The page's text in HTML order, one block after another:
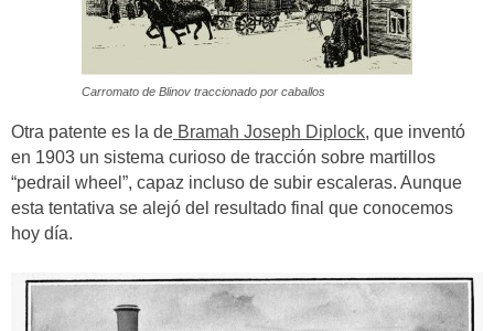
Carromato de Blinov traccionado por caballos
Otra patente es la de Bramah Joseph Diplock, que inventó
en 1903 un sistema curioso de tracción sobre martillos
“pedrail wheel”, capaz incluso de subir escaleras. Aunque
esta tentativa se alejó del resultado final que conocemos
hoy día.